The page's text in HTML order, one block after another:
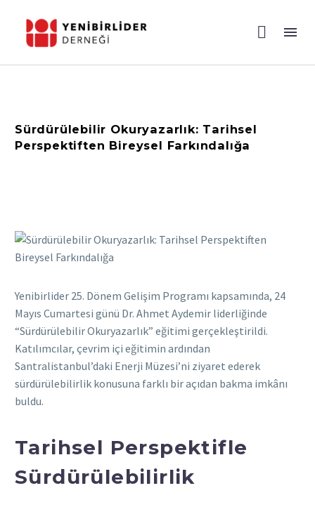
Sürdürülebilir Okuryazarlık: Tarihsel
Perspektiften Bireysel Farkındalığa
Yenibirlider 25. Dönem Gelişim Programı kapsamında, 24
Mayıs Cumartesi günü Dr. Ahmet Aydemir liderliğinde
“Sürdürülebilir Okuryazarlık” eğitimi gerçekleştirildi.
Katılımcılar, çevrim içi eğitimin ardından
Santralistanbul’daki Enerji Müzesi’ni ziyaret ederek
sürdürülebilirlik konusuna farklı bir açıdan bakma imkânı
buldu.
Tarihsel Perspektifle
Sürdürülebilirlik